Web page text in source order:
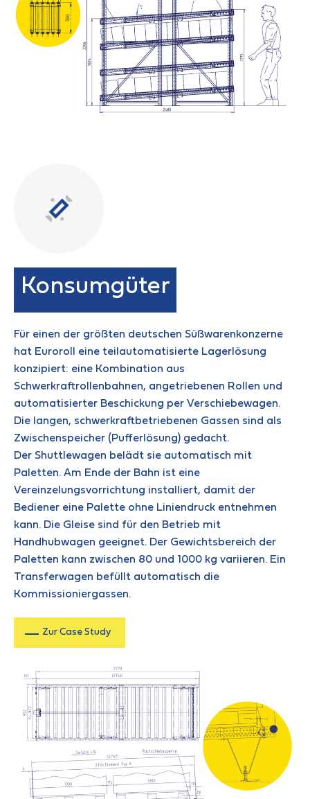
Konsumgüter
Für einen der größten deutschen Süßwarenkonzerne
hat Euroroll eine teilautomatisierte Lagerlösung
konzipiert: eine Kombination aus
Schwerkraftrollenbahnen, angetriebenen Rollen und
automatisierter Beschickung per Verschiebewagen.
Die langen, schwerkraftbetriebenen Gassen sind als
Zwischenspeicher (Pufferlösung) gedacht.
Der Shuttlewagen belädt sie automatisch mit
Paletten. Am Ende der Bahn ist eine
Vereinzelungsvorrichtung installiert, damit der
Bediener eine Palette ohne Liniendruck entnehmen
kann. Die Gleise sind für den Betrieb mit
Handhubwagen geeignet. Der Gewichtsbereich der
Paletten kann zwischen 80 und 1000 kg variieren. Ein
Transferwagen befüllt automatisch die
Kommissioniergassen.
Zur Case Study